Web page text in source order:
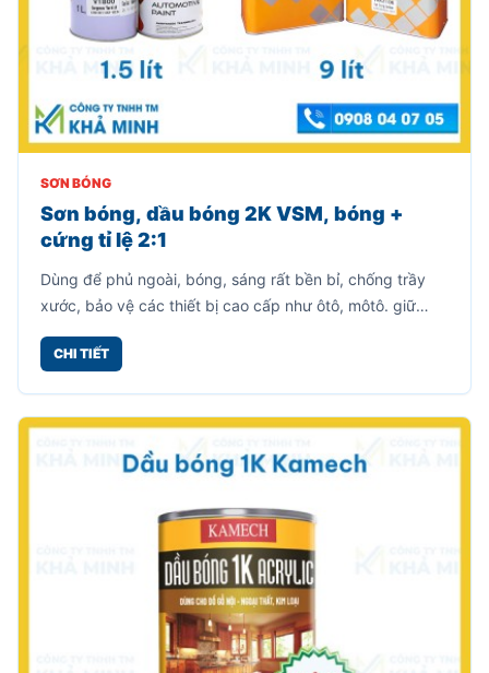
SƠN BÓNG
Sơn bóng, dầu bóng 2K VSM, bóng +
cứng tỉ lệ 2:1
Dùng để phủ ngoài, bóng, sáng rất bền bỉ, chống trầy
xước, bảo vệ các thiết bị cao cấp như ôtô, môtô. giữ
nguyên màu sắc của vật thể.
CHI TIẾT